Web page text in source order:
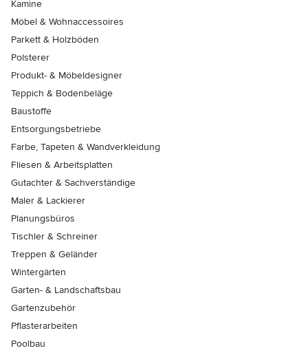
Kamine
Möbel & Wohnaccessoires
Parkett & Holzböden
Polsterer
Produkt- & Möbeldesigner
Teppich & Bodenbeläge
Baustoffe
Entsorgungsbetriebe
Farbe, Tapeten & Wandverkleidung
Fliesen & Arbeitsplatten
Gutachter & Sachverständige
Maler & Lackierer
Planungsbüros
Tischler & Schreiner
Treppen & Geländer
Wintergärten
Garten- & Landschaftsbau
Gartenzubehör
Pflasterarbeiten
Poolbau